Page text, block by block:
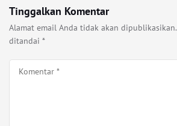
Tinggalkan Komentar
Alamat email Anda tidak akan dipublikasikan.
ditandai *